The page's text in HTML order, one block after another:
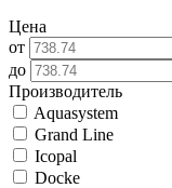
Цена
от
до
Производитель
Aquasystem
Grand Line
Icopal
Docke